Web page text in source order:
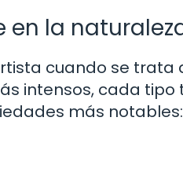
en la
cuando se
intensos, cada
más notables: